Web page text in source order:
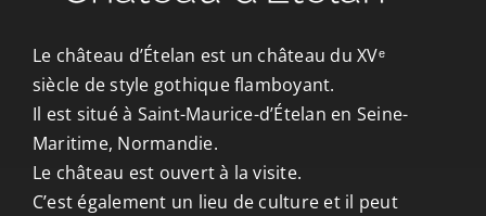
Le château d’Ételan est un château du XVᵉ
siècle de style gothique flamboyant.
Il est situé à Saint-Maurice-d’Ételan en Seine-
Maritime, Normandie.
Le château est ouvert à la visite.
C’est également un lieu de culture et il peut